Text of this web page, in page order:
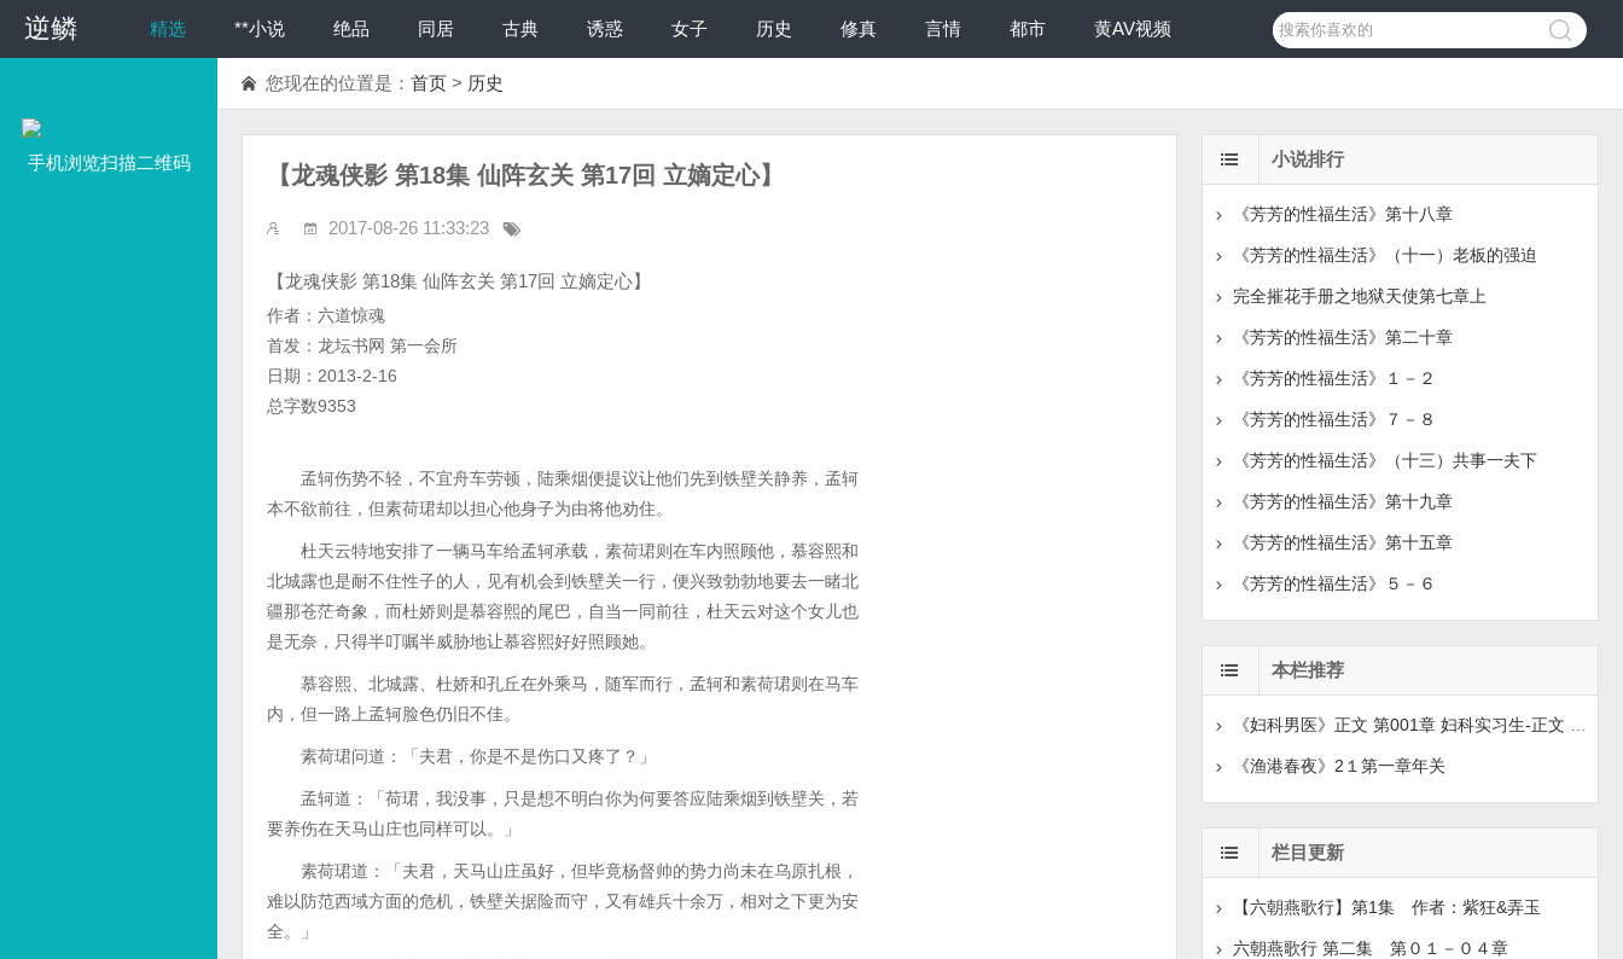
逆鳞 精选 **小说 绝品 同居 古典 诱惑 女子 历史 修真 言情 都市 黄AV视频
手机浏览扫描二维码
您现在的位置是： 首页 > 历史
【龙魂侠影 第18集 仙阵玄关 第17回 立嫡定心】
2017-08-26 11:33:23
【龙魂侠影 第18集 仙阵玄关 第17回 立嫡定心】
作者：六道惊魂
首发：龙坛书网 第一会所
日期：2013-2-16
总字数9353
孟轲伤势不轻，不宜舟车劳顿，陆乘烟便提议让他们先到铁壁关静养，孟轲
本不欲前往，但素荷珺却以担心他身子为由将他劝住。
杜天云特地安排了一辆马车给孟轲承载，素荷珺则在车内照顾他，慕容熙和
北城露也是耐不住性子的人，见有机会到铁壁关一行，便兴致勃勃地要去一睹北
疆那苍茫奇象，而杜娇则是慕容熙的尾巴，自当一同前往，杜天云对这个女儿也
是无奈，只得半叮嘱半威胁地让慕容熙好好照顾她。
慕容熙、北城露、杜娇和孔丘在外乘马，随军而行，孟轲和素荷珺则在马车
内，但一路上孟轲脸色仍旧不佳。
素荷珺问道：「夫君，你是不是伤口又疼了？」
孟轲道：「荷珺，我没事，只是想不明白你为何要答应陆乘烟到铁壁关，若
要养伤在天马山庄也同样可以。」
素荷珺道：「夫君，天马山庄虽好，但毕竟杨督帅的势力尚未在乌原扎根，
难以防范西域方面的危机，铁壁关据险而守，又有雄兵十余万，相对之下更为安
全。」
小说排行
《芳芳的性福生活》第十八章
《芳芳的性福生活》（十一）老板的强迫
完全摧花手册之地狱天使第七章上
《芳芳的性福生活》第二十章
《芳芳的性福生活》１－２
《芳芳的性福生活》７－８
《芳芳的性福生活》（十三）共事一夫下
《芳芳的性福生活》第十九章
《芳芳的性福生活》第十五章
《芳芳的性福生活》５－６
本栏推荐
《渔港春夜》2１第一章年关
栏目更新
【六朝燕歌行】第1集 作者：紫狂&弄玉
六朝燕歌行 第二集 第０１－０４章